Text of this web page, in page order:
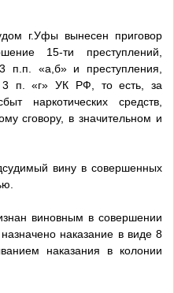
г.Уфы вынесен приговор
15-ти преступлений,
п.п. «а,б» и преступления,
3 п. «г» УК РФ, то есть, за
наркотических средств,
сговору, в значительном и
вину в совершенных
виновным в совершении
наказание в виде 8
наказания в колонии